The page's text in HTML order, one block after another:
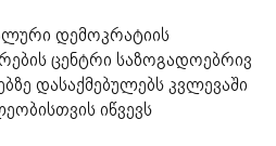
დემოკრატიის
ცენტრი საზოგადოებრივ
დასაქმებულებს კვლევაში
იწვევს